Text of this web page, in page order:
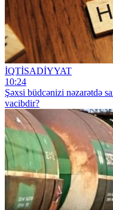
İQTİSADİYYAT
10:24
Şəxsi büdcənizi nəzarətdə
vacibdir?